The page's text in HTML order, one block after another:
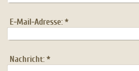
E-Mail-Adresse:*
Nachricht:*